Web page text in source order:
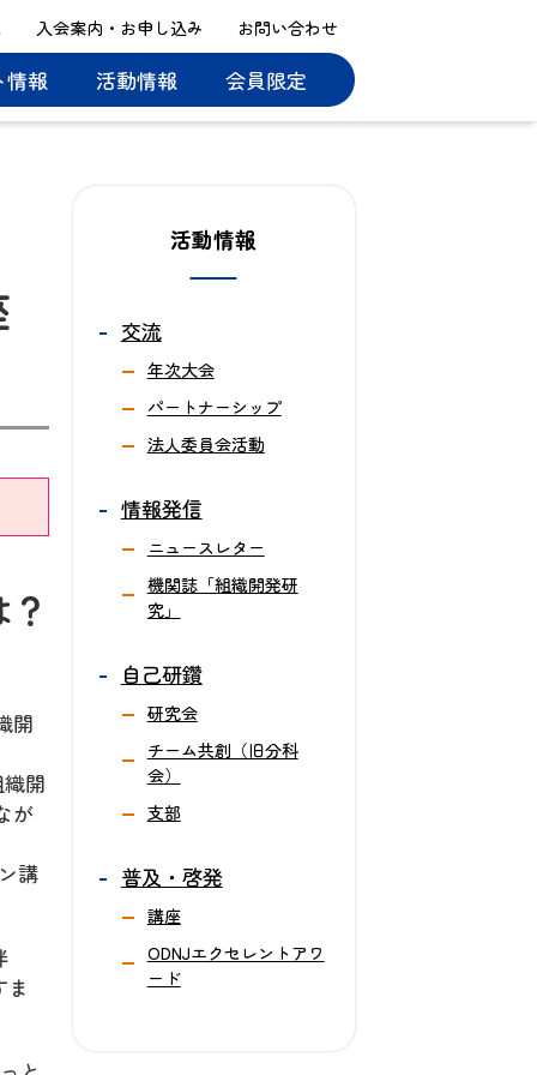
入会案内・お申し込み お問い合わせ
情報 活動情報 会員限定
開
開
が
講
活動情報
交流
年次大会
パートナーシップ
法人委員会活動
情報発信
ニュースレター
機関誌「組織開発研
究」
自己研鑽
研究会
チーム共創（旧分科
会）
支部
普及・啓発
講座
ODNJエクセレントアワ
ード